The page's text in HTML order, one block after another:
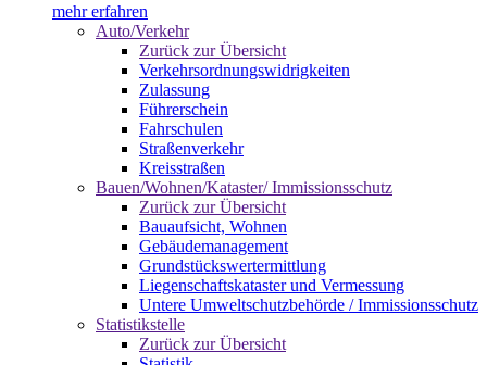
mehr erfahren
Auto/Verkehr
Zurück zur Übersicht
Verkehrsordnungswidrigkeiten
Zulassung
Führerschein
Fahrschulen
Straßenverkehr
Kreisstraßen
Bauen/Wohnen/Kataster/ Immissionsschutz
Zurück zur Übersicht
Bauaufsicht, Wohnen
Gebäudemanagement
Grundstückswertermittlung
Liegenschaftskataster und Vermessung
Untere Umweltschutzbehörde / Immissionsschutz
Statistikstelle
Zurück zur Übersicht